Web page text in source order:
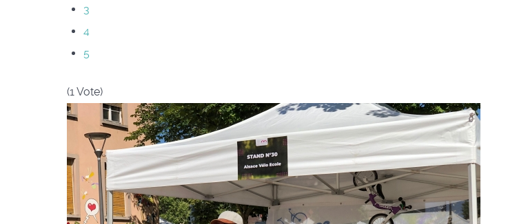
3
4
5
(1 Vote)